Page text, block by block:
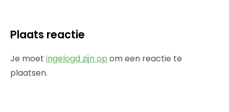
Plaats reactie
Je moet ingelogd zijn op om een reactie te
plaatsen.